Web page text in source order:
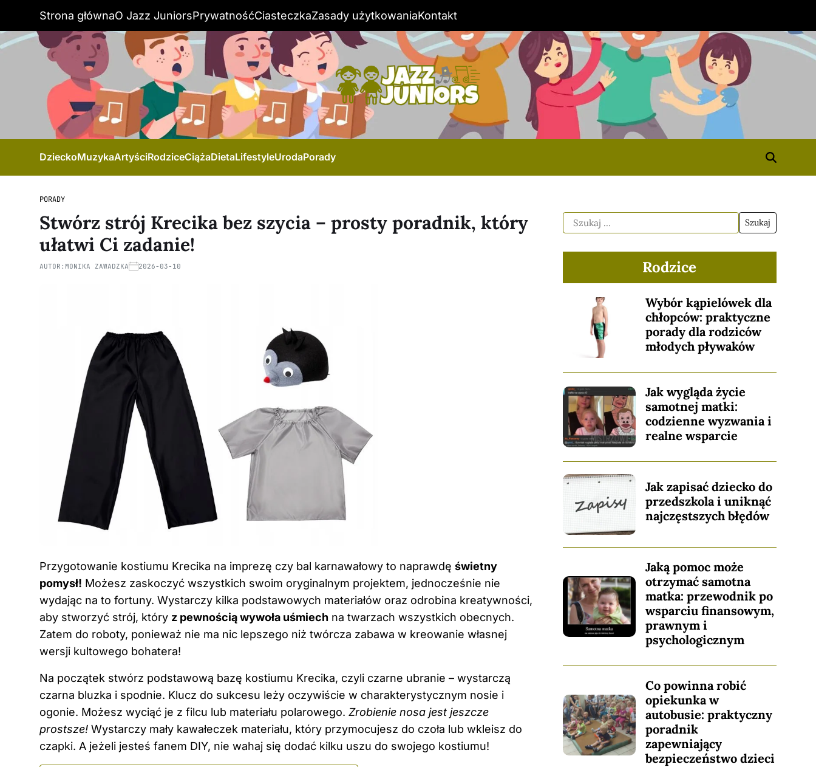
Strona głównaO Jazz JuniorsPrywatnośćCiasteczkaZasady użytkowaniaKontakt
DzieckoMuzykaArtyściRodziceCiążaDietaLifestyleUrodaPorady
PORADY
Stwórz strój Krecika bez szycia – prosty poradnik, który
ułatwi Ci zadanie!
AUTOR: MONIKA ZAWADZKA 2026-03-10
Przygotowanie kostiumu Krecika na imprezę czy bal karnawałowy to naprawdę świetny
pomysł! Możesz zaskoczyć wszystkich swoim oryginalnym projektem, jednocześnie nie
wydając na to fortuny. Wystarczy kilka podstawowych materiałów oraz odrobina kreatywności,
aby stworzyć strój, który z pewnością wywoła uśmiech na twarzach wszystkich obecnych.
Zatem do roboty, ponieważ nie ma nic lepszego niż twórcza zabawa w kreowanie własnej
wersji kultowego bohatera!
Na początek stwórz podstawową bazę kostiumu Krecika, czyli czarne ubranie – wystarczą
czarna bluzka i spodnie. Klucz do sukcesu leży oczywiście w charakterystycznym nosie i
ogonie. Możesz wyciąć je z filcu lub materiału polarowego. Zrobienie nosa jest jeszcze
prostsze! Wystarczy mały kawałeczek materiału, który przymocujesz do czoła lub wkleisz do
czapki. A jeżeli jesteś fanem DIY, nie wahaj się dodać kilku uszu do swojego kostiumu!
Rodzice
Wybór kąpielówek dla
chłopców: praktyczne
porady dla rodziców
młodych pływaków
Jak wygląda życie
samotnej matki:
codzienne wyzwania i
realne wsparcie
Jak zapisać dziecko do
przedszkola i uniknąć
najczęstszych błędów
Jaką pomoc może
otrzymać samotna
matka: przewodnik po
wsparciu finansowym,
prawnym i
psychologicznym
Co powinna robić
opiekunka w
autobusie: praktyczny
poradnik
zapewniający
bezpieczeństwo dzieci